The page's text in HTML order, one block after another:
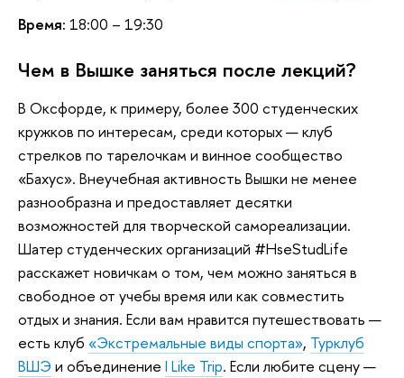
Время: 18:00 – 19:30
Чем в Вышке заняться после лекций?
В Оксфорде, к примеру, более 300 студенческих
кружков по интересам, среди которых — клуб
стрелков по тарелочкам и винное сообщество
«Бахус». Внеучебная активность Вышки не менее
разнообразна и предоставляет десятки
возможностей для творческой самореализации.
Шатер студенческих организаций #HseStudLife
расскажет новичкам о том, чем можно заняться в
свободное от учебы время или как совместить
отдых и знания. Если вам нравится путешествовать —
есть клуб «Экстремальные виды спорта», Турклуб
ВШЭ и объединение I Like Trip. Если любите сцену —